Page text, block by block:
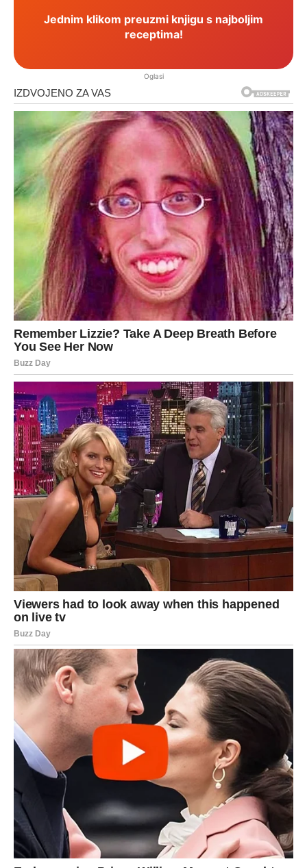
Jednim klikom preuzmi knjigu s najboljim
receptima!
Oglasi